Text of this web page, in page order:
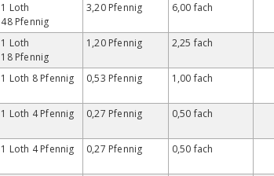
1 Loth
48 Pfennig
3,20 Pfennig 6,00 fach
1 Loth
18 Pfennig
1,20 Pfennig 2,25 fach
1 Loth 8 Pfennig 0,53 Pfennig 1,00 fach
1 Loth 4 Pfennig 0,27 Pfennig 0,50 fach
1 Loth 4 Pfennig 0,27 Pfennig 0,50 fach